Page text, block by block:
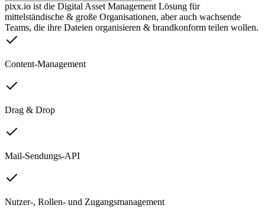
pixx.io ist die Digital Asset Management Lösung für
mittelständische & große Organisationen, aber auch wachsende
Teams, die ihre Dateien organisieren & brandkonform teilen wollen.
Content-Management
Drag & Drop
Mail-Sendungs-API
Nutzer-, Rollen- und Zugangsmanagement